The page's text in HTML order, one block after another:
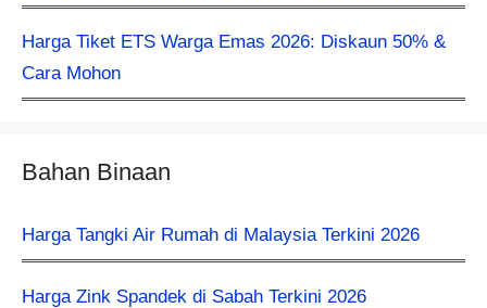
Harga Tiket ETS Warga Emas 2026: Diskaun 50% &
Cara Mohon
Bahan Binaan
Harga Tangki Air Rumah di Malaysia Terkini 2026
Harga Zink Spandek di Sabah Terkini 2026